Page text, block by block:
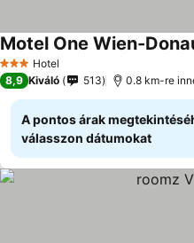
3 Kategória
Hotel
Motel One Wien-
8,9 Kiváló 513 0.8 km-re
A pontos árak
válasszon dátumokat